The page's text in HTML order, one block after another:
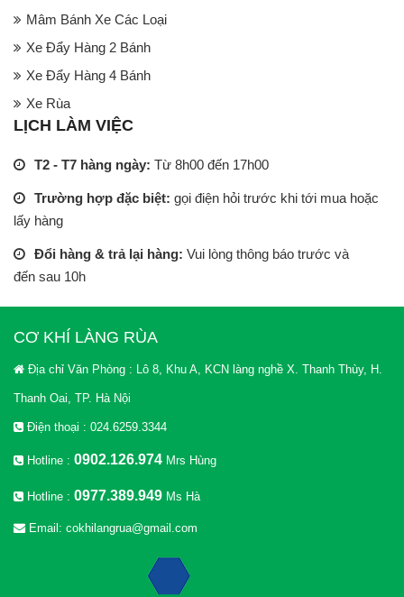
Mâm Bánh Xe Các Loại
Xe Đẩy Hàng 2 Bánh
Xe Đẩy Hàng 4 Bánh
Xe Rùa
LỊCH LÀM VIỆC
T2 - T7 hàng ngày: Từ 8h00 đến 17h00
Trường hợp đặc biệt: gọi điện hỏi trước khi tới mua hoặc
lấy hàng
Đổi hàng & trả lại hàng: Vui lòng thông báo trước và
đến sau 10h
CƠ KHÍ LÀNG RÙA
Địa chỉ Văn Phòng : Lô 8, Khu A, KCN làng nghề X. Thanh Thùy, H.
Thanh Oai, TP. Hà Nội
Điện thoại : 024.6259.3344
Hotline : 0902.126.974 Mrs Hùng
Hotline : 0977.389.949 Ms Hà
Email: cokhilangrua@gmail.com